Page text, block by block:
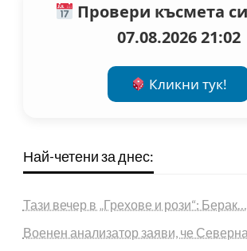
Провери късмета
07.08.2026 21:02
Кликни тук!
Най-четени за днес:
Тази вечер в „Грехове и рози“: Берак…
Военен анализатор заяви, че